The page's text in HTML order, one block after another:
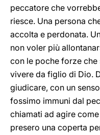
peccatore che
riesce. Una persona
accolta e perdonata.
non voler più
con le poche forze
vivere da figlio di Dio.
giudicare, con un
fossimo immuni dal
chiamati ad agire
presero una coperta